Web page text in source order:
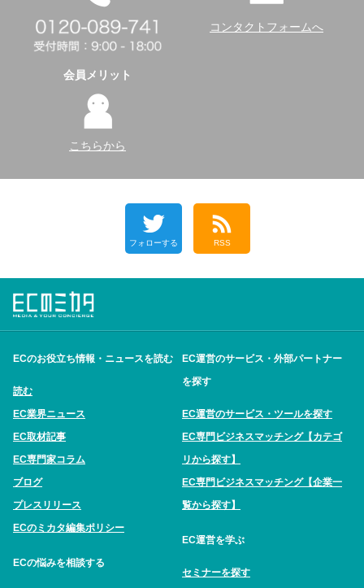
コンタクトフォームへ
会員メリット
こちらから
フォローする RSS
ECのお役立ち情報・ニュースを読む
読む
EC業界ニュース
EC取材記事
EC専門家コラム
ブログ
プレスリリース
ECのミカタ編集ポリシー
ECの悩みを相談する
EC運営のサービス・外部パートナー
を探す
EC運営のサービス・ツールを探す
EC専門ビジネスマッチング【カテゴ
リから探す】
EC専門ビジネスマッチング【企業一
覧から探す】
EC運営を学ぶ
セミナーを探す